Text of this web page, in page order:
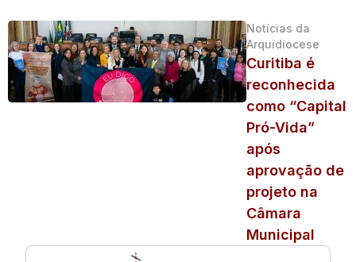
Notícias da
Arquidiocese
Curitiba é
reconhecida
como “Capital
Pró-Vida”
após
aprovação de
projeto na
Câmara
Municipal